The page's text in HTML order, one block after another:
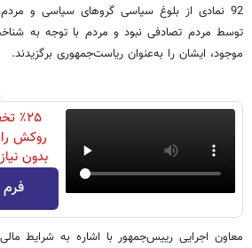
92 نمادی از بلوغ سیاسی گروهای سیاسی و
توسط مردم تصادفی نبود و مردم با توجه به
موجود، ایشان را به‌عنوان ریاست‌جمهوری برگزیدند.
روکش
بدون